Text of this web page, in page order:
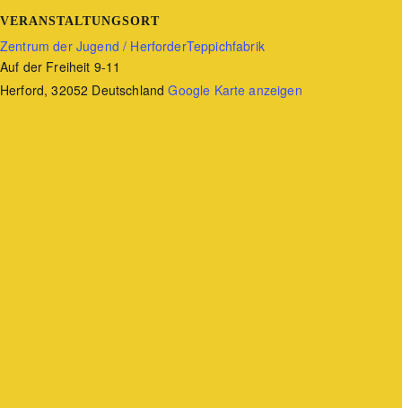
VERANSTALTUNGSORT
Zentrum der Jugend / HerforderTeppichfabrik
Auf der Freiheit 9-11
Herford, 32052 Deutschland Google Karte anzeigen